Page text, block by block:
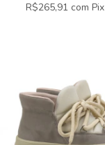
R$265,91 com Pix